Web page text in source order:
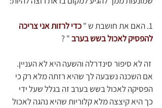
1. האם את חושבת ש "
כדי לרזות אני צריכה
להפסיק לאכול בשש בערב" ?
זה לא סיפור סינדרלה והשעה היא לא העניין.
אם השכנה נשבעה לך שהיא רזתה מלא רק כי
הפסיקה לאכול בשש בערב זה בגלל שעל ידי
כך היא קיצצה מלא קלוריות שהיא נהגה לאכול